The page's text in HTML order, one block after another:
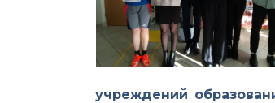
учреждений